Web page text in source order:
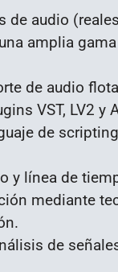
de audio
amplia
de audio
VST, LV2 y
de
y línea de
mediante
de